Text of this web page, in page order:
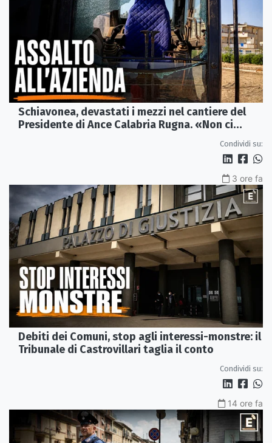
Schiavonea, devastati i mezzi nel cantiere del
Presidente di Ance Calabria Rugna. «Non ci
Condividi su:
3 ore fa
Debiti dei Comuni, stop agli interessi-monstre: il
Tribunale di Castrovillari taglia il conto
Condividi su:
14 ore fa